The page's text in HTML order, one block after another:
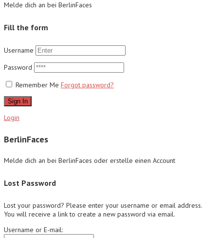
Melde dich an bei BerlinFaces
Fill the form
Username
Password
Remember Me Forgot password?
Sign In
Login
BerlinFaces
Melde dich an bei BerlinFaces oder erstelle einen Account
Lost Password
Lost your password? Please enter your username or email address.
You will receive a link to create a new password via email.
Username or E-mail: